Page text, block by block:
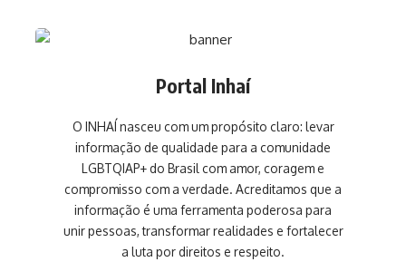
Portal Inhaí
O INHAÍ nasceu com um propósito claro: levar
informação de qualidade para a comunidade
LGBTQIAP+ do Brasil com amor, coragem e
compromisso com a verdade. Acreditamos que a
informação é uma ferramenta poderosa para
unir pessoas, transformar realidades e fortalecer
a luta por direitos e respeito.